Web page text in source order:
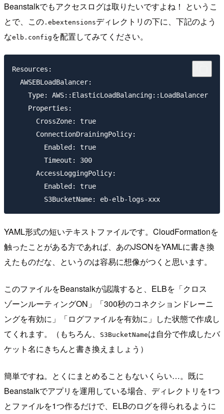
Beanstalkでもアクセスログは取りたいですよね！ というこ
とで、この .ebextensionsディレクトリの下に、下記のよう
なelb.config を配置してみてください。
Resources:
  AWSEBLoadBalancer:
    Type: AWS::ElasticLoadBalancing::LoadBalancer
    Properties:
      CrossZone: true
      ConnectionDrainingPolicy:
        Enabled: true
        Timeout: 300
      AccessLoggingPolicy:
        Enabled: true
YAML形式の短いテキストファイルです。CloudFormationを
触ったことがある方であれば、あのJSONをYAMLに書き換
えたものだな、というのは容易に想像がつくと思います。
このファイルをBeanstalkが認識すると、ELBを「クロス
ゾーンルーティングON」「300秒のコネクションドレーニ
ングを有効に」「ログファイルを有効に」した状態で作成し
てくれます。（もちろん、
S3BucketNameは自分で作成したバ
ケット名にきちんと書き換えましょう）
簡単ですね。とくにまとめることもないくらい…。既に
Beanstalkでアプリを運用している場合、ディレクトリを1つ
とファイルを1つ作るだけで、ELBのログを得られるように